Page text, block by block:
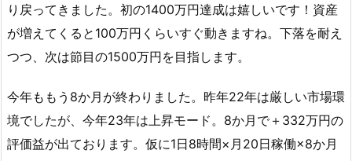
り戻ってきました。初の1400万円達成は嬉しいです！資産
が増えてくると100万円くらいすぐ動きますね。下落を耐え
つつ、次は節目の1500万円を目指します。
今年ももう8か月が終わりました。昨年22年は厳しい市場環
境でしたが、今年23年は上昇モード。8か月で＋332万円の
評価益が出ております。仮に1日8時間×月20日稼働×8か月